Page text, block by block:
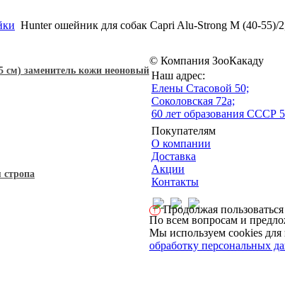
Hunter ошейник для собак Capri Alu-Strong M (40-55)/
см) заменитель кожи неоновый
стропа
© Компания ЗооКакаду
Наш адрес:
Eлены Стасовой 50;
Соколовская 72а;
60 лет образования СССР
Покупателям
О компании
Доставка
Акции
Контакты
! Продолжая
По всем вопросам и
Мы используем cookies для
обработку персональных